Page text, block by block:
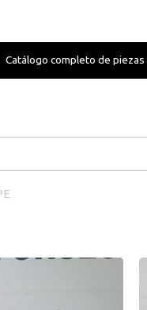
Catálogo completo de piezas